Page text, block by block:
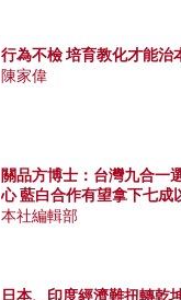
行為不檢 培育教化才能治
陳家偉
關品方博士：台灣九合一
心 藍白合作有望拿下七成
本社編輯部
日本、印度經濟難扭轉乾